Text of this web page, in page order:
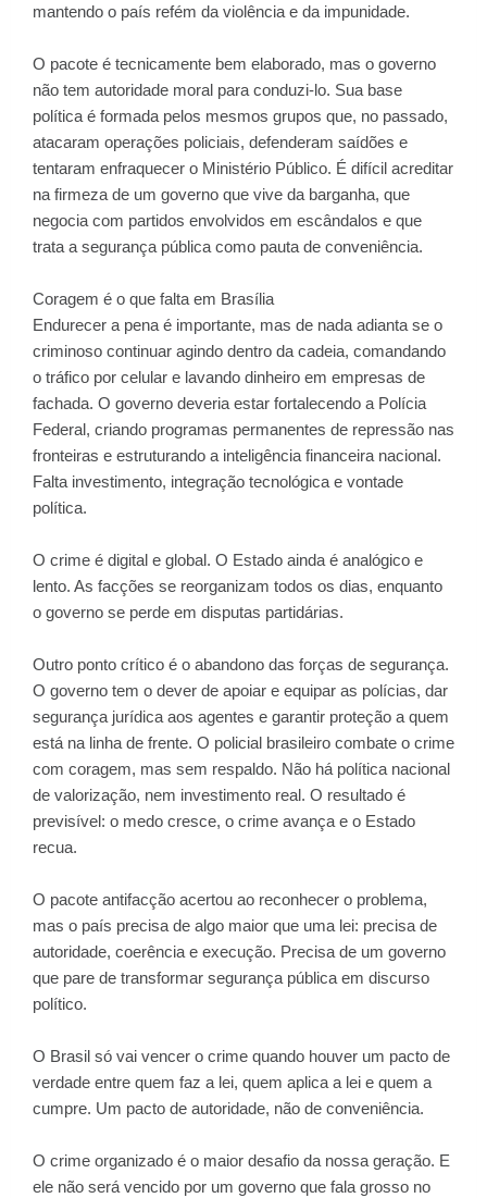
mantendo o país refém da violência e da impunidade.
O pacote é tecnicamente bem elaborado, mas o governo
não tem autoridade moral para conduzi-lo. Sua base
política é formada pelos mesmos grupos que, no passado,
atacaram operações policiais, defenderam saídões e
tentaram enfraquecer o Ministério Público. É difícil acreditar
na firmeza de um governo que vive da barganha, que
negocia com partidos envolvidos em escândalos e que
trata a segurança pública como pauta de conveniência.
Coragem é o que falta em Brasília
Endurecer a pena é importante, mas de nada adianta se o
criminoso continuar agindo dentro da cadeia, comandando
o tráfico por celular e lavando dinheiro em empresas de
fachada. O governo deveria estar fortalecendo a Polícia
Federal, criando programas permanentes de repressão nas
fronteiras e estruturando a inteligência financeira nacional.
Falta investimento, integração tecnológica e vontade
política.
O crime é digital e global. O Estado ainda é analógico e
lento. As facções se reorganizam todos os dias, enquanto
o governo se perde em disputas partidárias.
Outro ponto crítico é o abandono das forças de segurança.
O governo tem o dever de apoiar e equipar as polícias, dar
segurança jurídica aos agentes e garantir proteção a quem
está na linha de frente. O policial brasileiro combate o crime
com coragem, mas sem respaldo. Não há política nacional
de valorização, nem investimento real. O resultado é
previsível: o medo cresce, o crime avança e o Estado
recua.
O pacote antifacção acertou ao reconhecer o problema,
mas o país precisa de algo maior que uma lei: precisa de
autoridade, coerência e execução. Precisa de um governo
que pare de transformar segurança pública em discurso
político.
O Brasil só vai vencer o crime quando houver um pacto de
verdade entre quem faz a lei, quem aplica a lei e quem a
cumpre. Um pacto de autoridade, não de conveniência.
O crime organizado é o maior desafio da nossa geração. E
ele não será vencido por um governo que fala grosso no